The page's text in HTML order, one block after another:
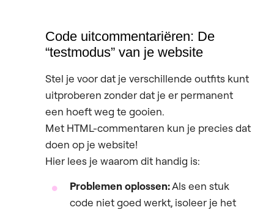
Code uitcommentariëren: De
“testmodus” van je website
Stel je voor dat je verschillende outfits kunt
uitproberen zonder dat je er permanent
een hoeft weg te gooien.
Met HTML-commentaren kun je precies dat
doen op je website!
Hier lees je waarom dit handig is:
Problemen oplossen:Als een stuk
code niet goed werkt, isoleer je het